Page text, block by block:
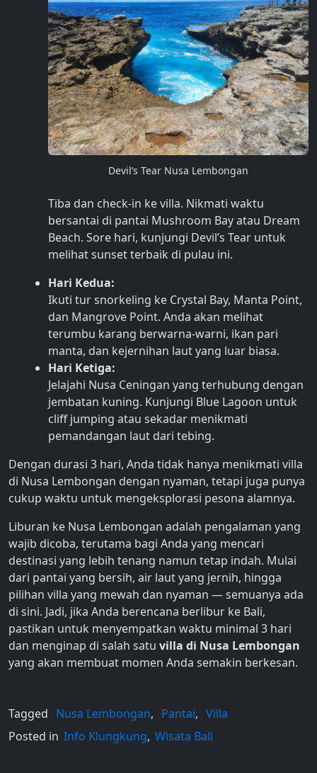
Devil’s Tear Nusa Lembongan
Tiba dan check-in ke villa. Nikmati waktu
bersantai di pantai Mushroom Bay atau Dream
Beach. Sore hari, kunjungi Devil’s Tear untuk
melihat sunset terbaik di pulau ini.
Hari Kedua:
Ikuti tur snorkeling ke Crystal Bay, Manta Point,
dan Mangrove Point. Anda akan melihat
terumbu karang berwarna-warni, ikan pari
manta, dan kejernihan laut yang luar biasa.
Hari Ketiga:
Jelajahi Nusa Ceningan yang terhubung dengan
jembatan kuning. Kunjungi Blue Lagoon untuk
cliff jumping atau sekadar menikmati
pemandangan laut dari tebing.
Dengan durasi 3 hari, Anda tidak hanya menikmati villa
di Nusa Lembongan dengan nyaman, tetapi juga punya
cukup waktu untuk mengeksplorasi pesona alamnya.
Liburan ke Nusa Lembongan adalah pengalaman yang
wajib dicoba, terutama bagi Anda yang mencari
destinasi yang lebih tenang namun tetap indah. Mulai
dari pantai yang bersih, air laut yang jernih, hingga
pilihan villa yang mewah dan nyaman — semuanya ada
di sini. Jadi, jika Anda berencana berlibur ke Bali,
pastikan untuk menyempatkan waktu minimal 3 hari
dan menginap di salah satu villa di Nusa Lembongan
yang akan membuat momen Anda semakin berkesan.
Tagged Nusa Lembongan, Pantai, Villa
Posted in Info Klungkung, Wisata Bali